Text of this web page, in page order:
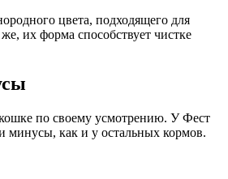
цвета, подходящего для
их форма способствует чистке
по своему усмотрению. У Фест
минусы, как и у остальных кормов.